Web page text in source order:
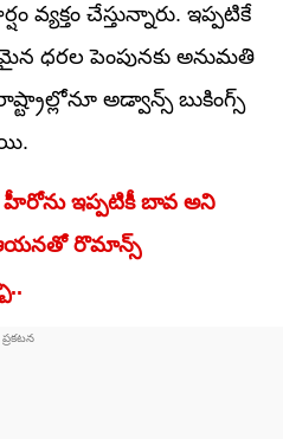
వ్యక్తం చేస్తున్నారు. ఇప్పటికే
ధరల పెంపునకు అనుమతి
అడ్వాన్స్ బుకింగ్స్
ఇప్పటికీ బావ అని
ఆయనతో రొమాన్స్